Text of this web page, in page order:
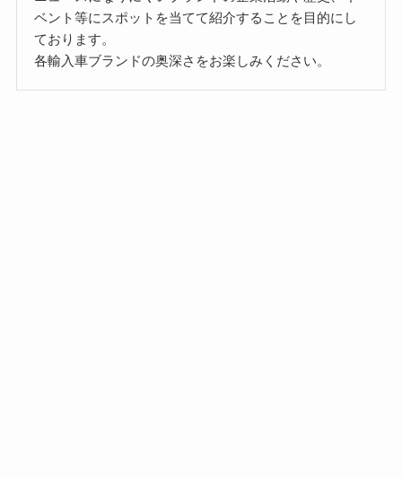
ベント等にスポットを当てて紹介することを目的にし
ております。
各輸入車ブランドの奥深さをお楽しみください。